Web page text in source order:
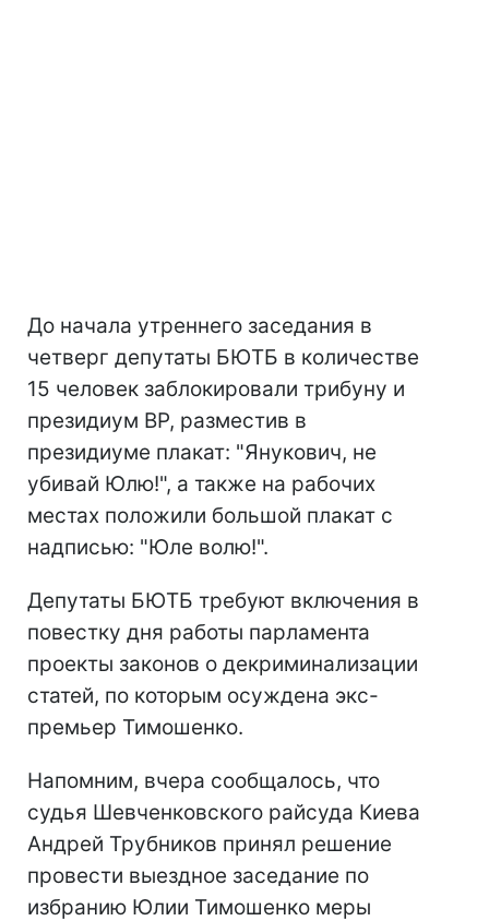
До начала утреннего заседания в
четверг депутаты БЮТБ в количестве
15 человек заблокировали трибуну и
президиум ВР, разместив в
президиуме плакат: "Янукович, не
убивай Юлю!", а также на рабочих
местах положили большой плакат с
надписью: "Юле волю!".
Депутаты БЮТБ требуют включения в
повестку дня работы парламента
проекты законов о декриминализации
статей, по которым осуждена экс-
премьер Тимошенко.
Напомним, вчера сообщалось, что
судья Шевченковского райсуда Киева
Андрей Трубников принял решение
провести выездное заседание по
избранию Юлии Тимошенко меры